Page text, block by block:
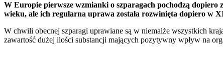
W Europie pierwsze wzmianki o szparagach pochodzą dopiero
wieku, ale ich regularna uprawa została rozwinięta dopiero w
W chwili obecnej szparagi uprawiane są w niemalże wszystkich
zawartość dużej ilości substancji mających pozytywny wpływ na